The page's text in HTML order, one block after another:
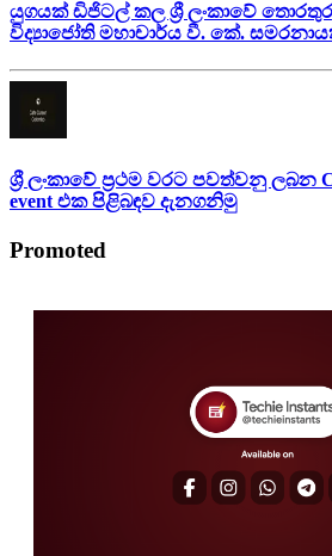
යුගයක් ඩිජිටල් කල ශ්‍රී ලංකාවේ
විද්‍යාජෝති මහාචාර්ය වී. කේ.
ශ්‍රී ලංකාවේ ප්‍රථම වරට පවත්වනු ලබන
event එක පිළිබඳව දැනගනිමු
Promoted